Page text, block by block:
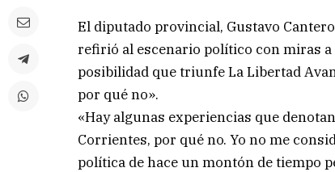
El diputado provincial, Gustavo
refirió al escenario político con miras a
posibilidad que triunfe La Libertad
por qué no».
«Hay algunas experiencias que
Corrientes, por qué no. Yo no me
política de hace un montón de tiempo